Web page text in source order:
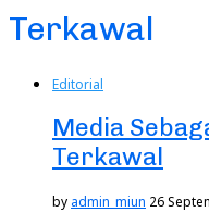
Terkawal
Editorial
Media
Terkawal
by admin_miun 26